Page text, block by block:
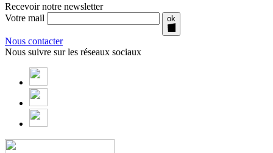
Recevoir notre newsletter
Votre mail
ok
Nous contacter
Nous suivre sur les réseaux sociaux